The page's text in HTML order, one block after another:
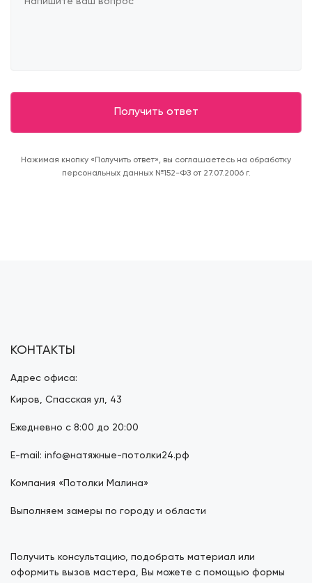
Нажимая кнопку «Получить ответ», вы соглашаетесь на обработку
персональных данных №152-ФЗ от 27.07.2006 г.
КОНТАКТЫ
Адрес офиса:
Киров, Спасская ул, 43
Ежедневно с 8:00 до 20:00
E-mail: info@натяжные-потолки24.рф
Компания «Потолки Малина»
Выполняем замеры по городу и области
Получить консультацию, подобрать материал или
оформить вызов мастера, Вы можете с помощью формы